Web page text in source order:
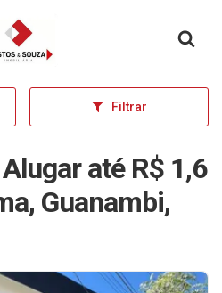
inicial
Filtrar
até R$ 1,6
Guanambi,